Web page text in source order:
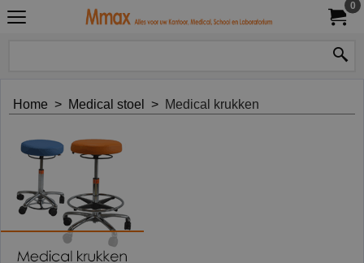
0
Home > Medical stoel > Medical krukken